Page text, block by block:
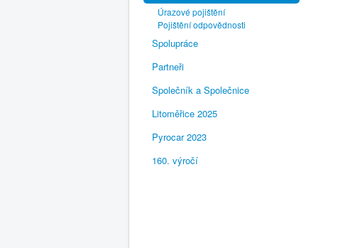
Úrazové pojištění
Pojištění odpovědnosti
Spolupráce
Partneři
Společník a Společnice
Litoměřice 2025
Pyrocar 2023
160. výročí